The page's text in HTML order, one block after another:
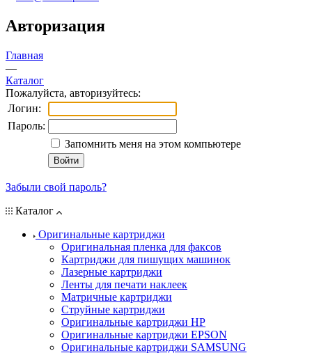
Авторизация
Главная
—
Каталог
Пожалуйста, авторизуйтесь:
Логин:
Пароль:
Запомнить меня на этом компьютере
Забыли свой пароль?
Каталог
Оригинальные картриджи
Оригинальная пленка для факсов
Картриджи для пишущих машинок
Лазерные картриджи
Ленты для печати наклеек
Матричные картриджи
Струйные картриджи
Оригинальные картриджи HP
Оригинальные картриджи EPSON
Оригинальные картриджи SAMSUNG